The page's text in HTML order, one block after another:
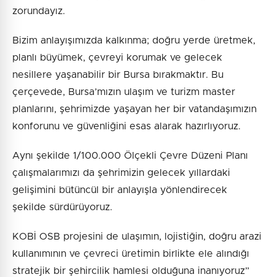
zorundayız.
Bizim anlayışımızda kalkınma; doğru yerde üretmek,
planlı büyümek, çevreyi korumak ve gelecek
nesillere yaşanabilir bir Bursa bırakmaktır. Bu
çerçevede, Bursa’mızın ulaşım ve turizm master
planlarını, şehrimizde yaşayan her bir vatandaşımızın
konforunu ve güvenliğini esas alarak hazırlıyoruz.
Aynı şekilde 1/100.000 Ölçekli Çevre Düzeni Planı
çalışmalarımızı da şehrimizin gelecek yıllardaki
gelişimini bütüncül bir anlayışla yönlendirecek
şekilde sürdürüyoruz.
KOBİ OSB projesini de ulaşımın, lojistiğin, doğru arazi
kullanımının ve çevreci üretimin birlikte ele alındığı
stratejik bir şehircilik hamlesi olduğuna inanıyoruz”